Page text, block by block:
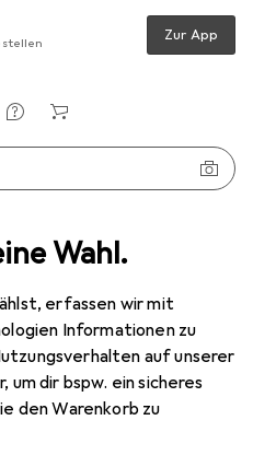
Wahl.
erfassen wir mit
Informationen zu
auf unserer
um dir bspw. ein sicheres
den Warenkorb zu
Zur App
Schweissgerät Zubehör